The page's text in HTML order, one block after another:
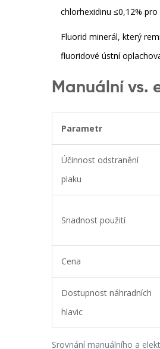
chlorhexidinu ≤0,12%
Fluorid minerál, který
fluoridové ústní
Manuální vs.
Srovnání manuálního a
Parametr
Účinnost odstranění
plaku
Snadnost použití
Cena
Dostupnost náhradních
hlavic